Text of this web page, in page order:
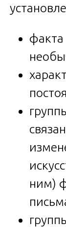
факта
ним)